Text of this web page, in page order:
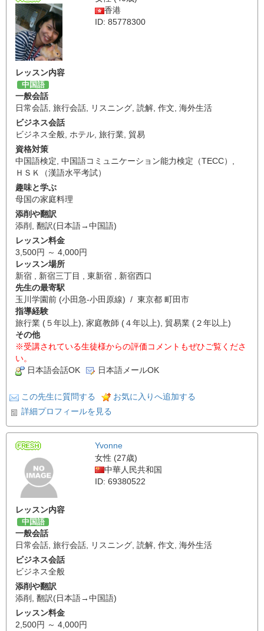
香港
ID: 85778300
レッスン内容
中国語
一般会話
日常会話, 旅行会話, リスニング, 読解, 作文, 海外生活
ビジネス会話
ビジネス全般, ホテル, 旅行業, 貿易
資格対策
中国語検定, 中国語コミュニケーション能力検定（TECC） ,
ＨＳＫ（漢語水平考試）
趣味と学ぶ
母国の家庭料理
添削や翻訳
添削 , 翻訳(日本語→中国語)
レッスン料金
3,500円 ～ 4,000円
レッスン場所
新宿 , 新宿三丁目 , 東新宿 , 新宿西口
先生の最寄駅
玉川学園前 (小田急-小田原線) / 東京都 町田市
指導経験
旅行業 (５年以上), 家庭教師 (４年以上), 貿易業 (２年以上)
その他
※受講されている生徒様からの評価コメントもぜひご覧くださ
い。
日本語会話OK
日本語メールOK
この先生に質問する
お気に入りへ追加する
詳細プロフィールを見る
Yvonne
女性 (27歳)
中華人民共和国
ID: 69380522
レッスン内容
中国語
一般会話
日常会話, 旅行会話, リスニング, 読解, 作文, 海外生活
ビジネス会話
ビジネス全般
添削や翻訳
添削 , 翻訳(日本語→中国語)
レッスン料金
2,500円 ～ 4,000円